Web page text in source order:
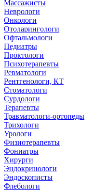
Массажисты
Неврологи
Онкологи
Отоларингологи
Офтальмологи
Педиатры
Проктологи
Психотерапевты
Ревматологи
Рентгенологи, КТ
Стоматологи
Сурдологи
Терапевты
Травматологи-ортопеды
Трихологи
Урологи
Физиотерапевты
Фониатры
Хирурги
Эндокринологи
Эндоскописты
Флебологи